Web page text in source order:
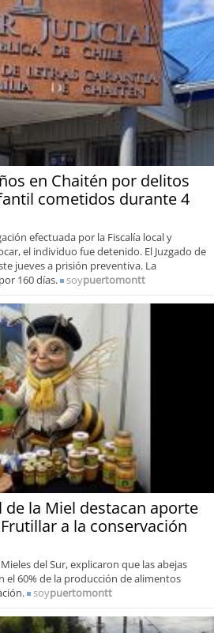
en Chaitén por delitos
cometidos durante 4
efectuada por la Fiscalía local y
el individuo fue detenido. El Juzgado de
jueves a prisión preventiva. La
160 días.
soypuertomontt
de la Miel destacan aporte
a la conservación
del Sur, explicaron que las abejas
60% de la producción de alimentos
soypuertomontt